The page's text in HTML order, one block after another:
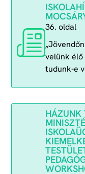
36. oldal
velünk élő
tudunk-e
HÁZUNK